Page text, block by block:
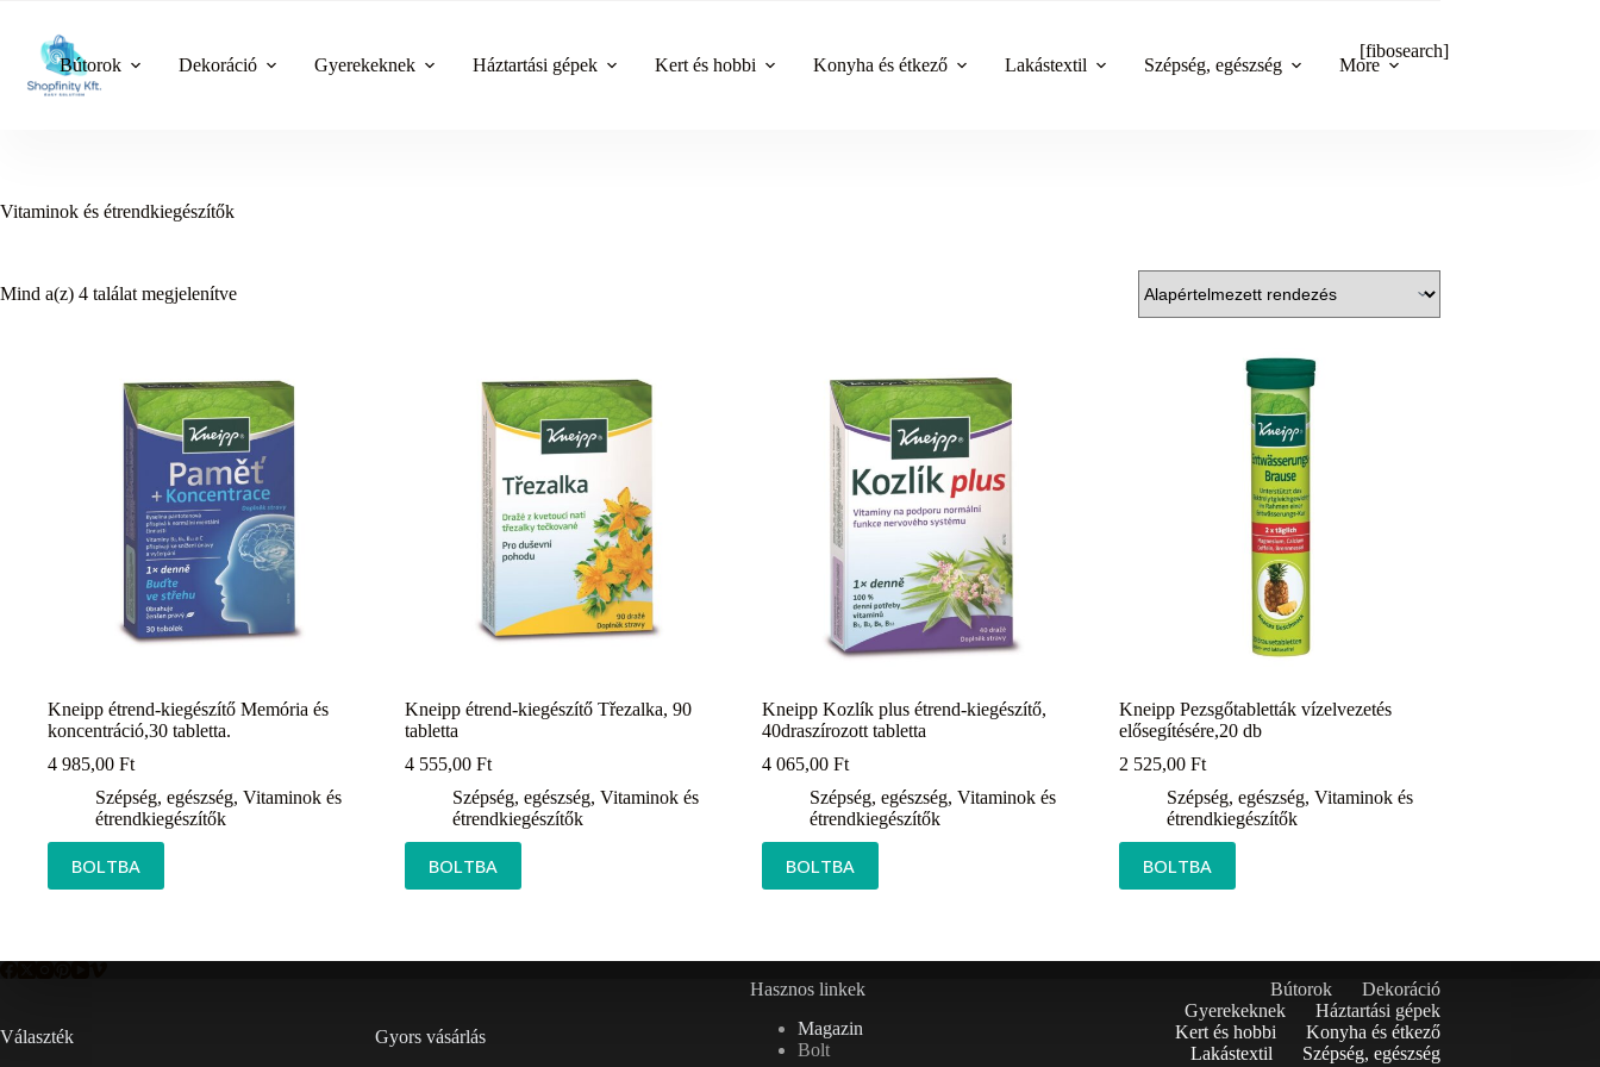
content
Bútorok Dekoráció Gyerekeknek Háztartási gépek Kert és hobbi Konyha és étkező Lakástextil Szépség, egészség More
[fibosearch]
Vitaminok és étrendkiegészítők
Mind a(z) 4 találat megjelenítve
Kneipp étrend-kiegészítő Memória és
koncentráció,30 tabletta.
4 985,00 Ft
Szépség, egészség, Vitaminok és
étrendkiegészítők
BOLTBA
Kneipp étrend-kiegészítő Třezalka, 90
tabletta
4 555,00 Ft
Szépség, egészség, Vitaminok és
étrendkiegészítők
BOLTBA
Kneipp Kozlík plus étrend-kiegészítő,
40draszírozott tabletta
4 065,00 Ft
Szépség, egészség, Vitaminok és
étrendkiegészítők
BOLTBA
Kneipp Pezsgőtabletták vízelvezetés
elősegítésére,20 db
2 525,00 Ft
Szépség, egészség, Vitaminok és
étrendkiegészítők
BOLTBA
Választék
Gyors vásárlás
Hasznos linkek
Magazin
Bolt
Bútorok
Dekoráció
Gyerekeknek
Háztartási gépek
Kert és hobbi
Konyha és étkező
Lakástextil
Szépség, egészség